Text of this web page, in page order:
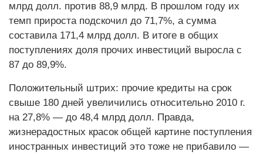
млрд долл. против 88,9 млрд. В прошлом году их
темп прироста подскочил до 71,7%, а сумма
составила 171,4 млрд долл. В итоге в общих
поступлениях доля прочих инвестиций выросла с
87 до 89,9%.
Положительный штрих: прочие кредиты на срок
свыше 180 дней увеличились относительно 2010 г.
на 27,8% — до 48,4 млрд долл. Правда,
жизнерадостных красок общей картине поступления
иностранных инвестиций это тоже не прибавило —